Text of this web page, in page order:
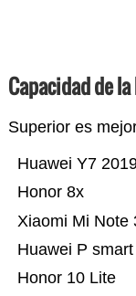
Capacidad de
Superior es
Honor 10 Lite
Huawei P
Xiaomi Mi Note
Honor 8x
Huawei Y7